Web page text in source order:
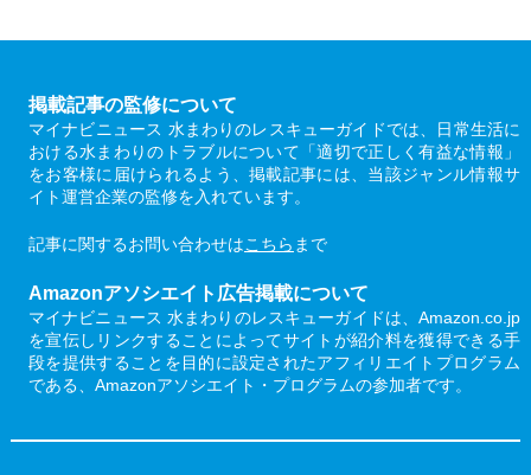
掲載記事の監修について
マイナビニュース 水まわりのレスキューガイドでは、日常生活に
おける水まわりのトラブルについて「適切で正しく有益な情報」
をお客様に届けられるよう、掲載記事には、当該ジャンル情報サ
イト運営企業の監修を入れています。
記事に関するお問い合わせはこちら まで
Amazonアソシエイト広告掲載について
マイナビニュース 水まわりのレスキューガイドは、Amazon.co.jp
を宣伝しリンクすることによってサイトが紹介料を獲得できる手
段を提供することを目的に設定されたアフィリエイトプログラム
である、Amazonアソシエイト・プログラムの参加者です。